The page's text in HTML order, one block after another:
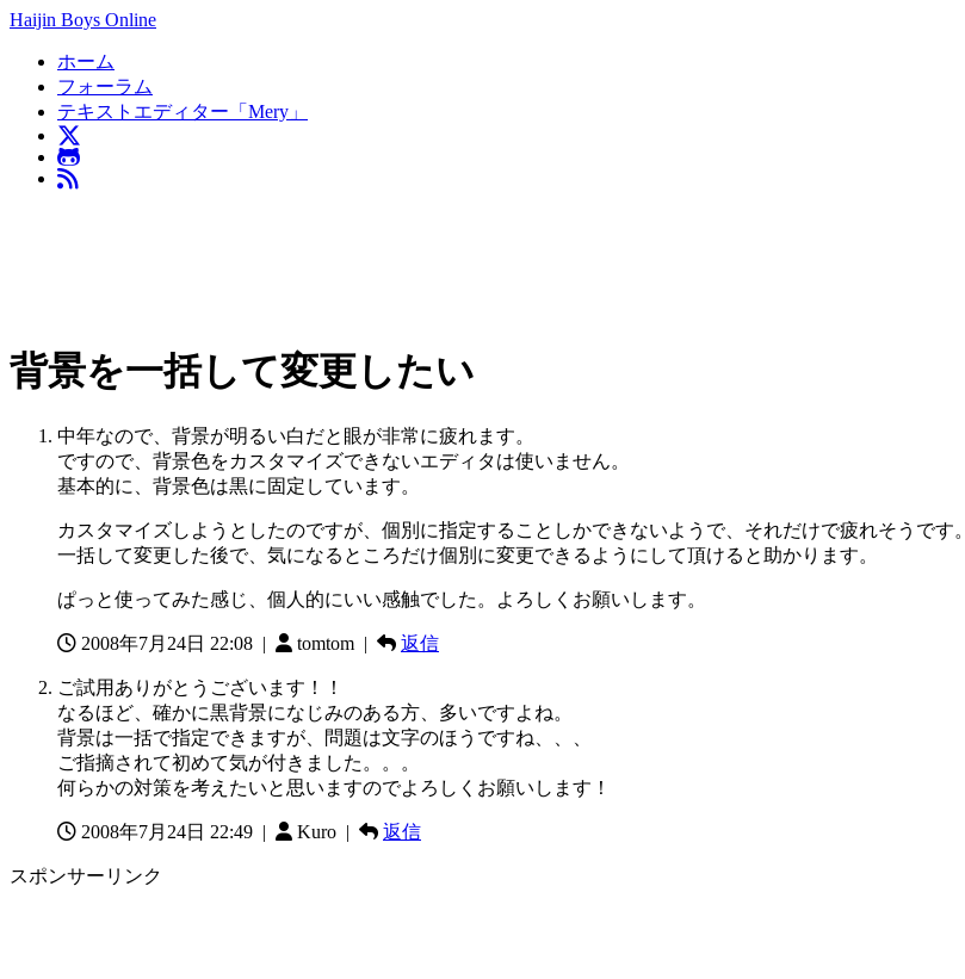
Haijin Boys Online
ホーム
フォーラム
テキストエディター「Mery」
背景を一括して変更したい
中年なので、背景が明るい白だと眼が非常に疲れます。
ですので、背景色をカスタマイズできないエディタは使いません。
基本的に、背景色は黒に固定しています。
カスタマイズしようとしたのですが、個別に指定することしかできないようで、それだけで疲れそうです。
一括して変更した後で、気になるところだけ個別に変更できるようにして頂けると助かります。
ぱっと使ってみた感じ、個人的にいい感触でした。よろしくお願いします。
2008年7月24日 22:08 | tomtom | 返信
ご試用ありがとうございます！！
なるほど、確かに黒背景になじみのある方、多いですよね。
背景は一括で指定できますが、問題は文字のほうですね、、、
ご指摘されて初めて気が付きました。。。
何らかの対策を考えたいと思いますのでよろしくお願いします！
2008年7月24日 22:49 | Kuro | 返信
スポンサーリンク